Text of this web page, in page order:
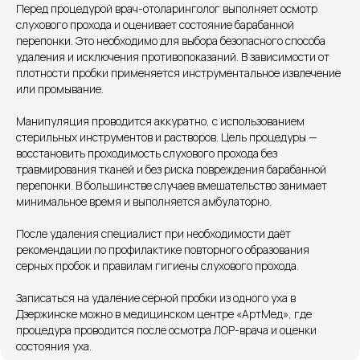
Перед процедурой врач-отоларинголог выполняет осмотр
слухового прохода и оценивает состояние барабанной
перепонки. Это необходимо для выбора безопасного способа
удаления и исключения противопоказаний. В зависимости от
плотности пробки применяется инструментальное извлечение
или промывание.
Манипуляция проводится аккуратно, с использованием
стерильных инструментов и растворов. Цель процедуры —
восстановить проходимость слухового прохода без
травмирования тканей и без риска повреждения барабанной
перепонки. В большинстве случаев вмешательство занимает
минимальное время и выполняется амбулаторно.
После удаления специалист при необходимости даёт
рекомендации по профилактике повторного образования
серных пробок и правилам гигиены слухового прохода.
Записаться на удаление серной пробки из одного уха в
Дзержинске можно в медицинском центре «АртМед», где
процедура проводится после осмотра ЛОР-врача и оценки
состояния уха.
Пн.-пт. — с 08:00 до 20:00
Сб. — с 08:00 до 18:00
Вс. — с 08:00 до 15:00
+7 8313 248 248
Единый номер
Петрищева д.35.пом.3
Патоличева 21Д,П.1
На ремонте
Новый
Розыгрыши и актуальные новости
Подписывайся